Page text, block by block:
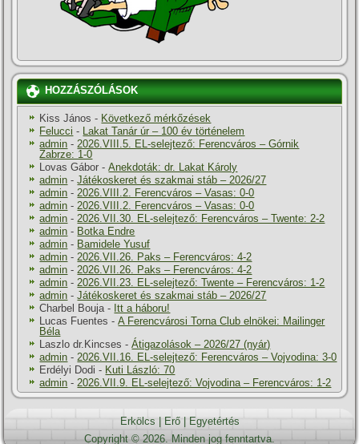
HOZZÁSZÓLÁSOK
Kiss János - Következő mérkőzések
Felucci - Lakat Tanár úr – 100 év történelem
admin - 2026.VIII.5. EL-selejtező: Ferencváros – Górnik
Zabrze: 1-0
Lovas Gábor -Anekdoták: dr. Lakat Károly
admin -Játékoskeret és szakmai stáb – 2026/27
admin - 2026.VIII.2. Ferencváros – Vasas: 0-0
admin - 2026.VIII.2. Ferencváros – Vasas: 0-0
admin - 2026.VII.30. EL-selejtező: Ferencváros – Twente: 2-2
admin - Botka Endre
admin - Bamidele Yusuf
admin - 2026.VII.26. Paks – Ferencváros: 4-2
admin - 2026.VII.26. Paks – Ferencváros: 4-2
admin - 2026.VII.23. EL-selejtező: Twente – Ferencváros: 1-2
admin -Játékoskeret és szakmai stáb – 2026/27
Charbel Bouja - Itt a háboru!
Lucas Fuentes -A Ferencvárosi Torna Club elnökei: Mailinger
Béla
Laszlo dr.Kincses -Átigazolások – 2026/27 (nyár)
admin - 2026.VII.16. EL-selejtező: Ferencváros – Vojvodina: 3-0
Erdélyi Dodi - Kuti László: 70
admin - 2026.VII.9. EL-selejtező: Vojvodina – Ferencváros: 1-2
Erkölcs Erő|
Egyetértés
Copyright © 2026. Minden jog fenntartva.